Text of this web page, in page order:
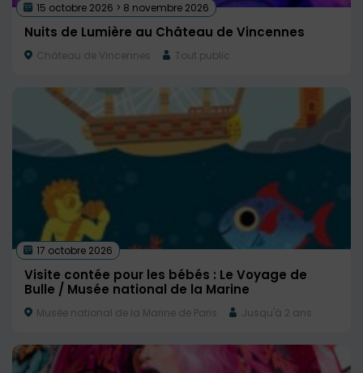
15 octobre 2026 > 8 novembre 2026
Nuits de Lumière au Château de Vincennes
Château de Vincennes Tout public
17 octobre 2026
Visite contée pour les bébés : Le Voyage de
Bulle / Musée national de la Marine
Musée national de la Marine de Paris Jusqu'à 2 ans